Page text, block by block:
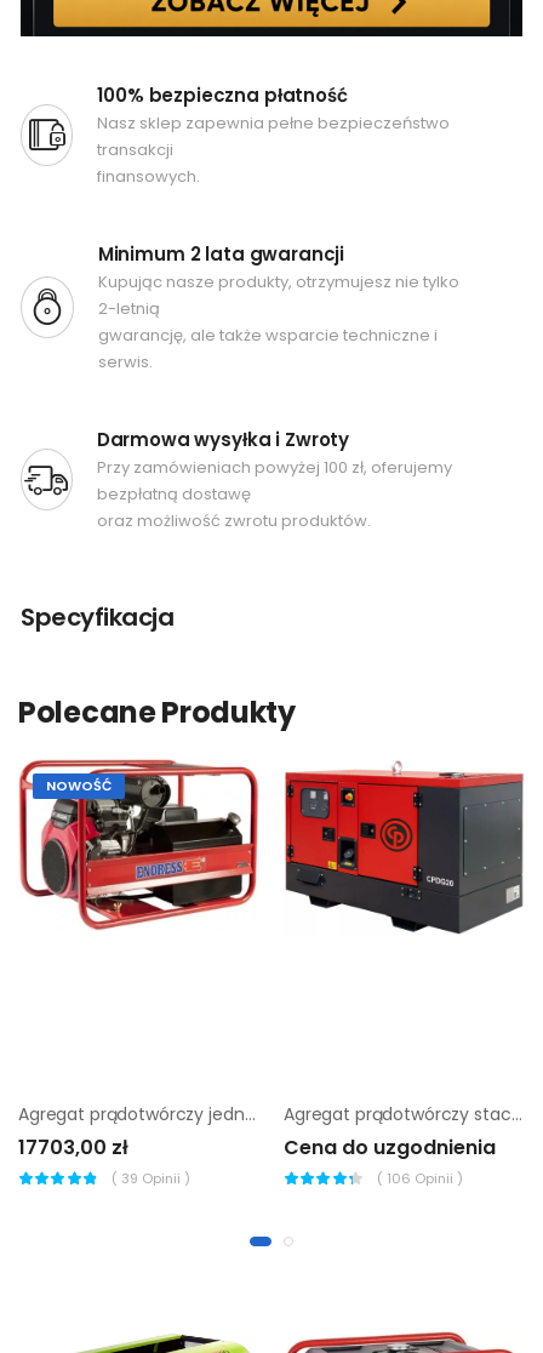
100% bezpieczna płatność
Nasz sklep zapewnia pełne bezpieczeństwo
transakcji
finansowych.
Minimum 2 lata gwarancji
Kupując nasze produkty, otrzymujesz nie tylko
2-letnią
gwarancję, ale także wsparcie techniczne i
serwis.
Darmowa wysyłka i Zwroty
Przy zamówieniach powyżej 100 zł, oferujemy
bezpłatną dostawę
oraz możliwość zwrotu produktów.
Specyfikacja
Polecane Produkty
NOWOŚĆ
Agregat prądotwórczy jednofazowy Endress Ese 1306 HS-GT ES
17703,00 zł
( 39 Opinii )
Agregat prądotwórczy stacjonarny Chicago Pneumatic CPDG 9
Cena do uzgodnienia
( 106 Opinii )